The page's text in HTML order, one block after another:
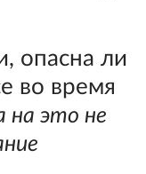
опасна ли
во время
на это не